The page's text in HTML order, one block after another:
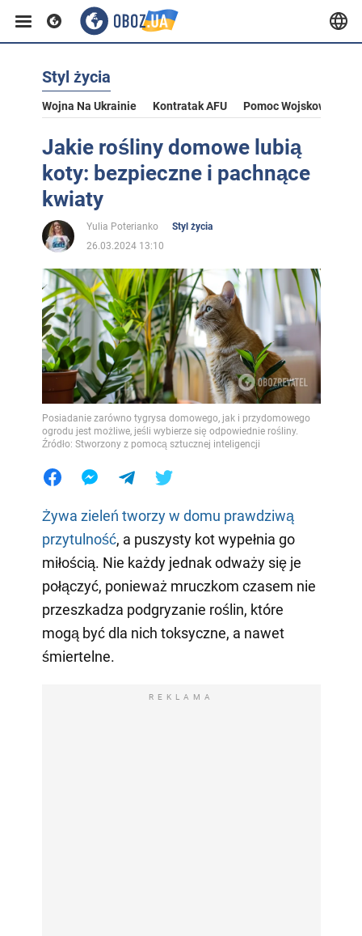
Styl życia
Wojna Na Ukrainie Kontratak AFU Pomoc Wojskowa Dla
Jakie rośliny domowe lubią
koty: bezpieczne i pachnące
kwiaty
Yulia Poterianko
Styl życia
26.03.2024 13:10
Posiadanie zarówno tygrysa domowego, jak i przydomowego
ogrodu jest możliwe, jeśli wybierze się odpowiednie rośliny.
Źródło: Stworzony z pomocą sztucznej inteligencji
Żywa zieleń tworzy w domu prawdziwą
przytulność, a puszysty kot wypełnia go
miłością. Nie każdy jednak odważy się je
połączyć, ponieważ mruczkom czasem nie
przeszkadza podgryzanie roślin, które
mogą być dla nich toksyczne, a nawet
śmiertelne.
REKLAMA